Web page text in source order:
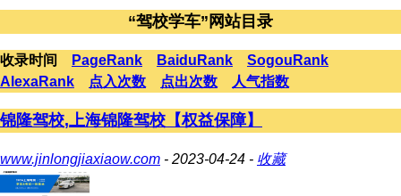
“驾校学车”网站目录
收录时间 PageRank BaiduRank
SogouRank
AlexaRank
点入次数 点出次数 人气指数
锦隆驾校,上海锦隆驾校【权益保障】
www.jinlongjiaxiaow.com - 2023-04-24 - 收藏